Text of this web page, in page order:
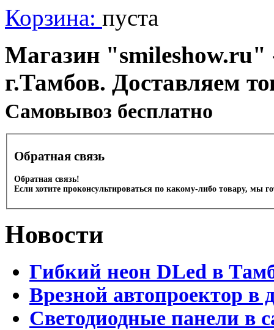
Корзина: пуста
Магазин "smileshow.ru"
г.Тамбов. Доставляем
Cамовывоз бесплатно
Обратная связь
Обратная связь!
Если хотите проконсультироваться по какому-либо товару, мы
Новости
Гибкий неон DLed в
Врезной автопроектор в
Светодиодные панели в